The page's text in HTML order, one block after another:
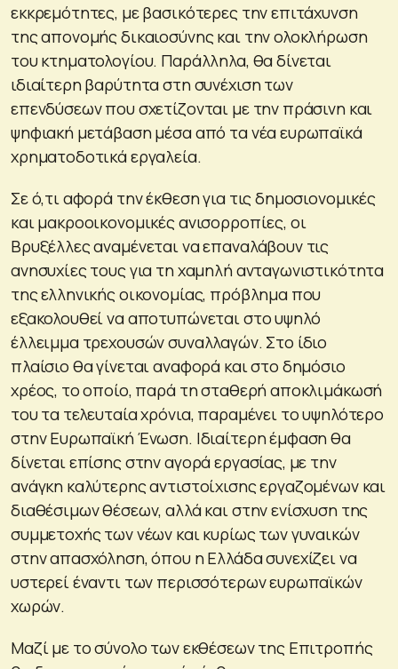
εκκρεμότητες, με βασικότερες την επιτάχυνση
της απονομής δικαιοσύνης και την ολοκλήρωση
του κτηματολογίου. Παράλληλα, θα δίνεται
ιδιαίτερη βαρύτητα στη συνέχιση των
επενδύσεων που σχετίζονται με την πράσινη και
ψηφιακή μετάβαση μέσα από τα νέα ευρωπαϊκά
χρηματοδοτικά εργαλεία.
Σε ό,τι αφορά την έκθεση για τις δημοσιονομικές
και μακροοικονομικές ανισορροπίες, οι
Βρυξέλλες αναμένεται να επαναλάβουν τις
ανησυχίες τους για τη χαμηλή ανταγωνιστικότητα
της ελληνικής οικονομίας, πρόβλημα που
εξακολουθεί να αποτυπώνεται στο υψηλό
έλλειμμα τρεχουσών συναλλαγών. Στο ίδιο
πλαίσιο θα γίνεται αναφορά και στο δημόσιο
χρέος, το οποίο, παρά τη σταθερή αποκλιμάκωσή
του τα τελευταία χρόνια, παραμένει το υψηλότερο
στην Ευρωπαϊκή Ένωση. Ιδιαίτερη έμφαση θα
δίνεται επίσης στην αγορά εργασίας, με την
ανάγκη καλύτερης αντιστοίχισης εργαζομένων και
διαθέσιμων θέσεων, αλλά και στην ενίσχυση της
συμμετοχής των νέων και κυρίως των γυναικών
στην απασχόληση, όπου η Ελλάδα συνεχίζει να
υστερεί έναντι των περισσότερων ευρωπαϊκών
χωρών.
Μαζί με το σύνολο των εκθέσεων της Επιτροπής